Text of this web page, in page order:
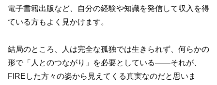
電子書籍出版など、自分の経験や知識を発信して収入を得
ている方もよく見かけます。
結局のところ、人は完全な孤独では生きられず、何らかの
形で「人とのつながり」を必要としている――それが、
FIREした方々の姿から見えてくる真実なのだと思いま